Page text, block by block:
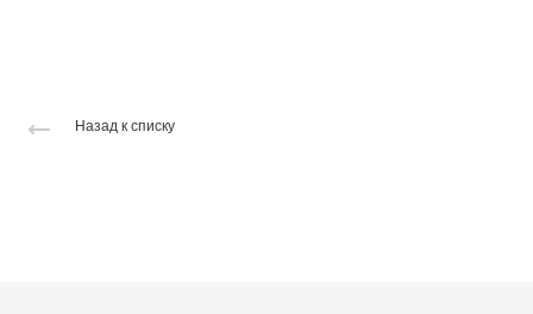
Назад к списку